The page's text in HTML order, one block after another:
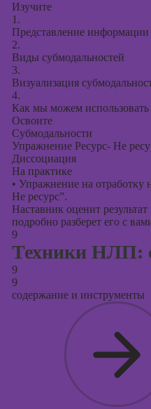
Изучите
1.
Представление информации
2.
Виды субмодальностей
3.
Визуализация
4.
Как мы можем использовать
Освоите
Субмодальности
Упражнение Ресурс- Не
Диссоциация
На практике
• Упражнение на отработку
Не ресурс”.
Наставник оценит
подробно разберет его с
9
Техники НЛП:
9
9
содержание и инструменты